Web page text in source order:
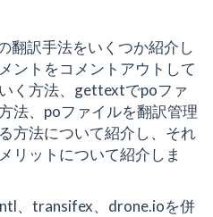
翻訳手法をいくつか紹介し
ントをコメントアウトして
く方法、gettextでpoファ
法、poファイルを翻訳管理
方法について紹介し、それ
リットについて紹介しま
、transifex、drone.ioを併